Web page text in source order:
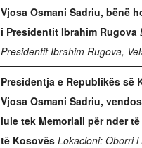
Vjosa Osmani Sadriu, bënë
i Presidentit Ibrahim Rugova
Presidentit Ibrahim Rugova,
Presidentja e Republikës së
Vjosa Osmani Sadriu,
lule tek Memoriali për nder
të Kosovës Lokacioni: Oborri i